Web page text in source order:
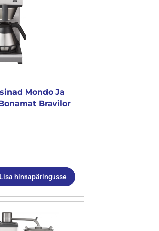
Mondo Ja
Bravilor
Lisa hinnapäringusse